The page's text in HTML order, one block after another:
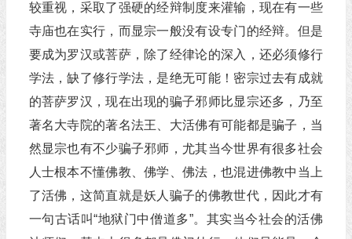
较重视，采取了强硬的经辩制度来灌输，现在有一些
寺庙也在实行，而显宗一般没有设专门的经辩。但是
要成为罗汉或菩萨，除了经律论的深入，还必须修行
学法，缺了修行学法，是绝无可能！密宗过去有成就
的菩萨罗汉，现在出现的骗子邪师比显宗还多，乃至
著名大寺院的著名法王、大活佛有可能都是骗子，当
然显宗也有不少骗子邪师，尤其当今世界有很多社会
人士根本不懂佛教、佛学、佛法，也混进佛教中当上
了活佛，这简直就是妖人骗子的佛教世代，因此才有
一句古话叫“地狱门中僧道多”。其实当今社会的活佛